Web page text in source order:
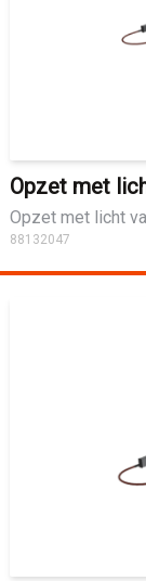
Opzet met
Opzet met licht
88132047